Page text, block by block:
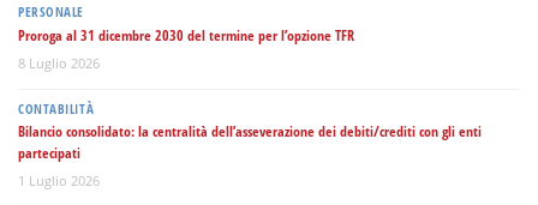
PERSONALE
Proroga al 31 dicembre 2030 del termine per l’opzione TFR
8 Luglio 2026
CONTABILITÀ
Bilancio consolidato: la centralità dell’asseverazione dei debiti/crediti con gli enti
partecipati
1 Luglio 2026